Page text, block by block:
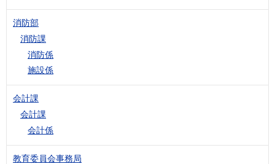
消防部
消防課
消防係
施設係
会計課
会計課
会計係
教育委員会事務局